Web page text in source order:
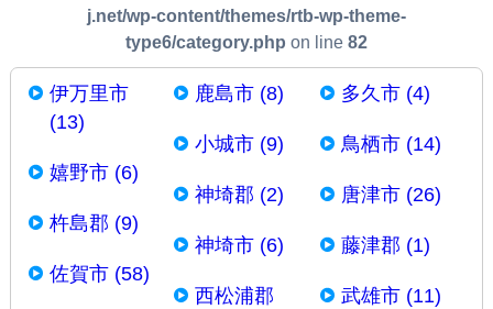
j.net/wp-content/themes/rtb-wp-theme-
type6/category.php on line 82
伊万里市
(13)
嬉野市 (6)
杵島郡 (9)
佐賀市 (58)
鹿島市 (8)
小城市 (9)
神埼郡 (2)
神埼市 (6)
西松浦郡
多久市 (4)
鳥栖市 (14)
唐津市 (26)
藤津郡 (1)
武雄市 (11)